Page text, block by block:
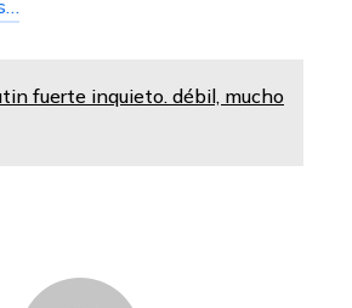
fuerte inquieto. débil, mucho